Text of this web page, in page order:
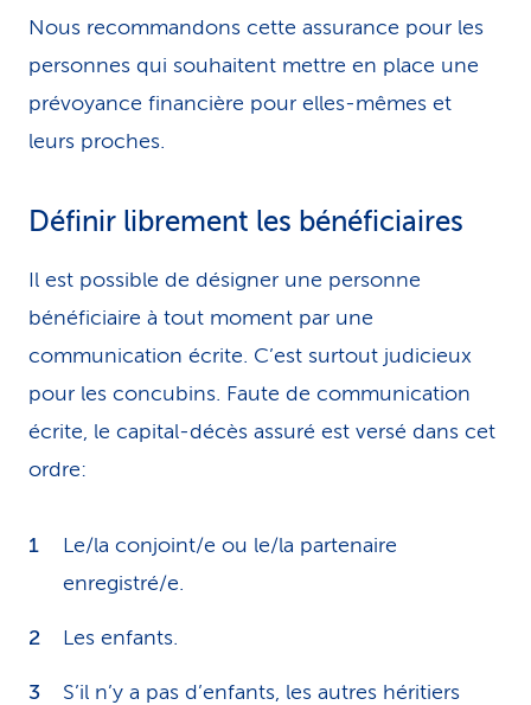
Nous recommandons cette assurance pour les
personnes qui souhaitent mettre en place une
prévoyance financière pour elles-mêmes et
leurs proches.
Définir librement les bénéficiaires
Il est possible de désigner une personne
bénéficiaire à tout moment par une
communication écrite. C’est surtout judicieux
pour les concubins. Faute de communication
écrite, le capital-décès assuré est versé dans cet
ordre:
Le/la conjoint/e ou le/la partenaire
enregistré/e.
Les enfants.
S’il n’y a pas d’enfants, les autres héritiers